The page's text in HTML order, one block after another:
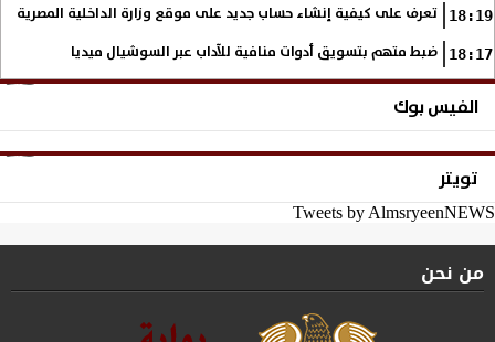
18:19 تعرف على كيفية إنشاء حساب جديد على موقع وزارة الداخلية المصرية
18:17 ضبط متهم بتسويق أدوات منافية للآداب عبر السوشيال ميديا
الفيس بوك
تويتر
Tweets by AlmsryeenNEWS
من نحن